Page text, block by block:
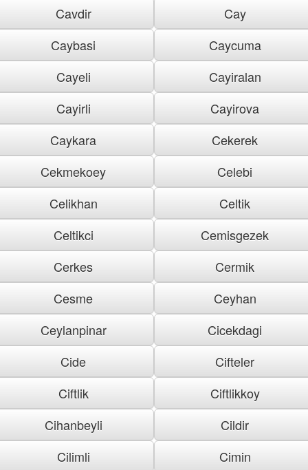
Cavdir
Cay
Caybasi
Caycuma
Cayeli
Cayiralan
Cayirli
Cayirova
Caykara
Cekerek
Cekmekoey
Celebi
Celikhan
Celtik
Celtikci
Cemisgezek
Cerkes
Cermik
Cesme
Ceyhan
Ceylanpinar
Cicekdagi
Cide
Cifteler
Ciftlik
Ciftlikkoy
Cihanbeyli
Cildir
Cilimli
Cimin